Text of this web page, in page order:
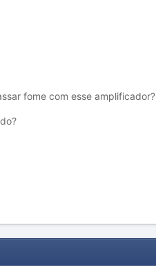
fome com esse amplificador?